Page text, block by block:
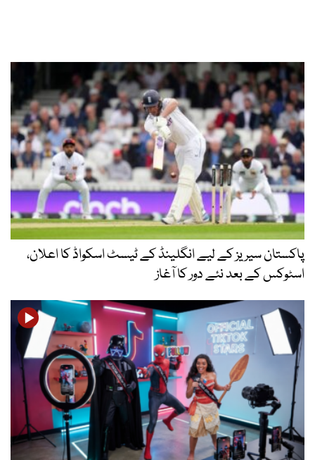
پاکستان سیریز کے لیے انگلینڈ کے ٹیسٹ اسکواڈ کا اعلان،
اسٹوکس کے بعد نئے دور کا آغاز